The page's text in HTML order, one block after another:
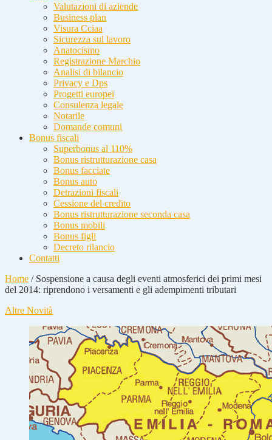
Valutazioni di aziende
Business plan
Visura Cciaa
Sicurezza sul lavoro
Anatocismo
Registrazione Marchio
Analisi di bilancio
Privacy e Dps
Progetti europei
Consulenza legale
Notarile
Domande comuni
Bonus fiscali
Superbonus al 110%
Bonus ristrutturazione casa
Bonus facciate
Bonus auto
Detrazioni fiscali
Cessione del credito
Bonus ristrutturazione seconda casa
Bonus mobili
Bonus figli
Decreto rilancio
Contatti
Home / Sospensione a causa degli eventi atmosferici dei primi mesi
del 2014: riprendono i versamenti e gli adempimenti tributari
Altre Novità